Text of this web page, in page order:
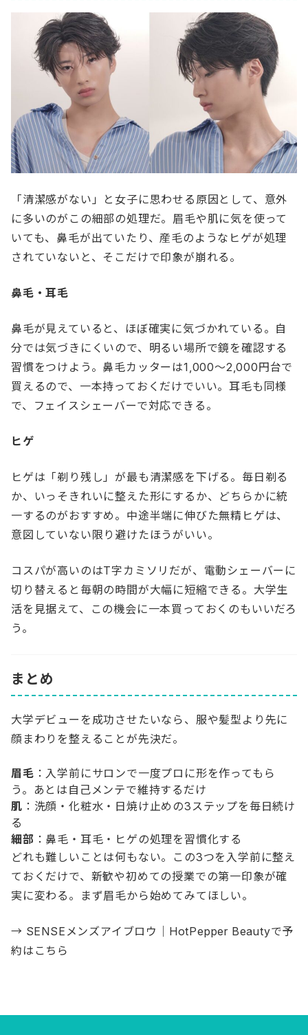
「清潔感がない」と女子に思わせる原因として、意外
に多いのがこの細部の処理だ。眉毛や肌に気を使って
いても、鼻毛が出ていたり、産毛のようなヒゲが処理
されていないと、そこだけで印象が崩れる。
鼻毛・耳毛
鼻毛が見えていると、ほぼ確実に気づかれている。自
分では気づきにくいので、明るい場所で鏡を確認する
習慣をつけよう。鼻毛カッターは1,000〜2,000円台で
買えるので、一本持っておくだけでいい。耳毛も同様
で、フェイスシェーバーで対応できる。
ヒゲ
ヒゲは「剃り残し」が最も清潔感を下げる。毎日剃る
か、いっそきれいに整えた形にするか、どちらかに統
一するのがおすすめ。中途半端に伸びた無精ヒゲは、
意図していない限り避けたほうがいい。
コスパが高いのはT字カミソリだが、電動シェーバーに
切り替えると毎朝の時間が大幅に短縮できる。大学生
活を見据えて、この機会に一本買っておくのもいいだろ
う。
まとめ
大学デビューを成功させたいなら、服や髪型より先に
顔まわりを整えることが先決だ。
眉毛 ：入学前にサロンで一度プロに形を作ってもら
う。あとは自己メンテで維持するだけ
肌 ：洗顔・化粧水・日焼け止めの3ステップを毎日続け
る
細部 ：鼻毛・耳毛・ヒゲの処理を習慣化する
どれも難しいことは何もない。この3つを入学前に整え
ておくだけで、新歓や初めての授業での第一印象が確
実に変わる。まず眉毛から始めてみてほしい。
→ SENSEメンズアイブロウ｜HotPepper Beautyで予
約はこちら